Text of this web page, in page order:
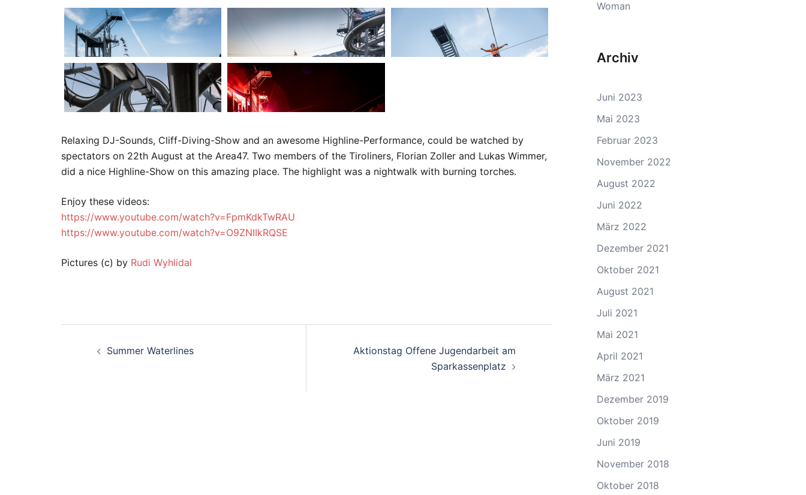
Relaxing DJ-Sounds, Cliff-Diving-Show and an awesome Highline-Performance, could be watched by
spectators on 22th August at the Area47. Two members of the Tiroliners, Florian Zoller and Lukas Wimmer,
did a nice Highline-Show on this amazing place. The highlight was a nightwalk with burning torches.
Enjoy these videos:
https://www.youtube.com/watch?v=FpmKdkTwRAU
https://www.youtube.com/watch?v=O9ZNIIkRQSE
Pictures (c) by Rudi Wyhlidal
Summer Waterlines
Aktionstag Offene Jugendarbeit am
Sparkassenplatz
Woman
Archiv
Juni 2023
Mai 2023
Februar 2023
November 2022
August 2022
Juni 2022
März 2022
Dezember 2021
Oktober 2021
August 2021
Juli 2021
Mai 2021
April 2021
März 2021
Dezember 2019
Oktober 2019
Juni 2019
November 2018
Oktober 2018